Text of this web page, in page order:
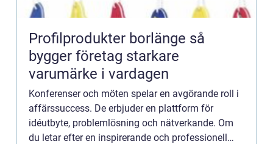
Profilprodukter borlänge så
bygger företag starkare
varumärke i vardagen
Konferenser och möten spelar en avgörande roll i
affärssuccess. De erbjuder en plattform för
idéutbyte, problemlösning och nätverkande. Om
du letar efter en inspirerande och professionell